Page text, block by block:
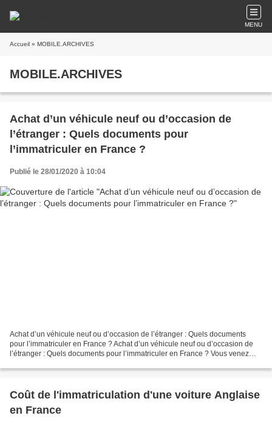
MENU
Accueil » MOBILE.ARCHIVES
MOBILE.ARCHIVES
Achat d’un véhicule neuf ou d’occasion de
l’étranger : Quels documents pour
l’immatriculer en France ?
Publié le 28/01/2020 à 10:04
Achat d’un véhicule neuf ou d’occasion de l’étranger : Quels documents
pour l’immatriculer en France ? Achat d’un véhicule neuf ou d’occasion de
l’étranger : Quels documents pour l’immatriculer en France ? Vous venez
Coût de l'immatriculation d'une voiture Anglaise
en France